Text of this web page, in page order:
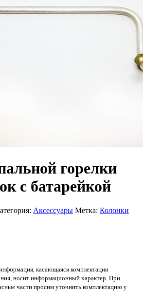
горелки
с батарейкой
Аксессуары Метка: Колонки
касающаяся комплектации
носит информационный характер. При
части просим уточнить комплектацию у